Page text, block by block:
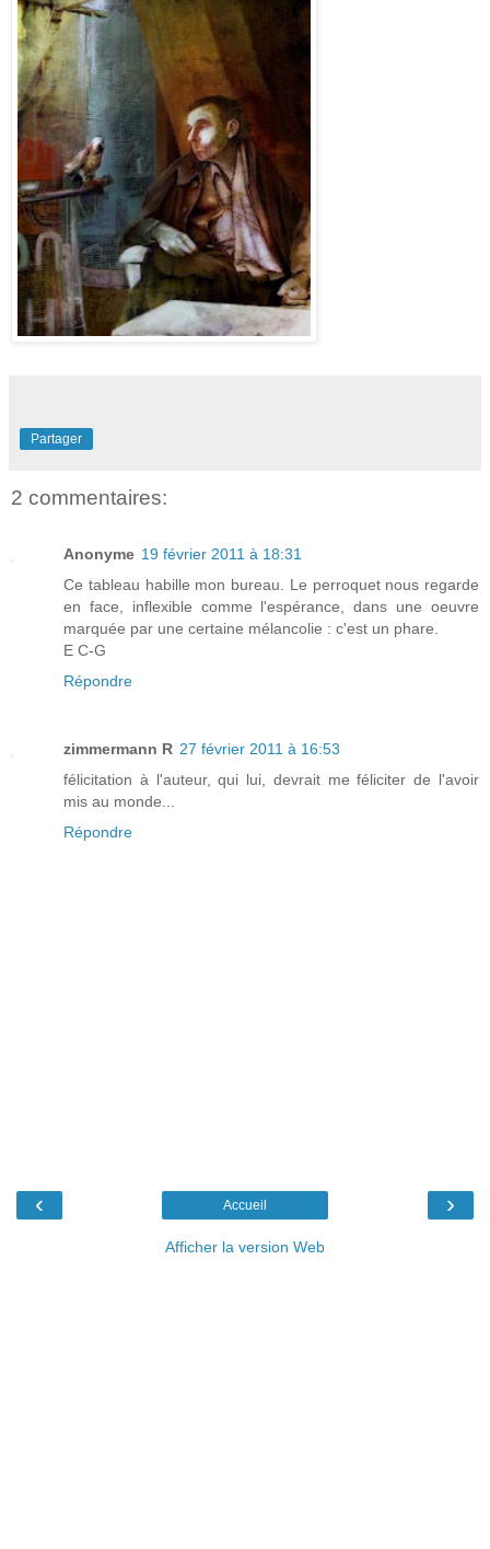
Partager
2 commentaires:
Anonyme 19 février 2011 à 18:31
Ce tableau habille mon bureau. Le perroquet nous regarde
en face, inflexible comme l'espérance, dans une oeuvre
marquée par une certaine mélancolie : c'est un phare.
E C-G
Répondre
zimmermann R 27 février 2011 à 16:53
félicitation à l'auteur, qui lui, devrait me féliciter de l'avoir
mis au monde...
Répondre
‹ ›
Accueil
Afficher la version Web